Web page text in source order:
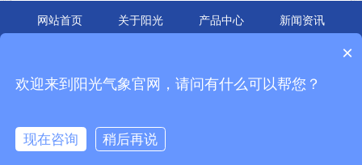
网站首页 关于阳光 产品中心
新闻资讯
环境仪器与新能源检测设备解决方案提供商.成立十余年,始终致力于校园气象站
地址：辽宁省锦州市松山新区东海大街15号 备案号：
×
欢迎来到阳光气象官网，请问有什么可以帮您？
现在咨询 稍后再说